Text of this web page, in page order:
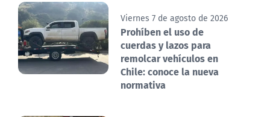
Viernes 7 de agosto de 2026
Prohíben el uso de
cuerdas y lazos para
remolcar vehículos en
Chile: conoce la nueva
normativa